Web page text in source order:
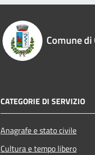
Comune
CATEGORIE DI SERVIZIO
Anagrafe e stato civile
Cultura e tempo libero